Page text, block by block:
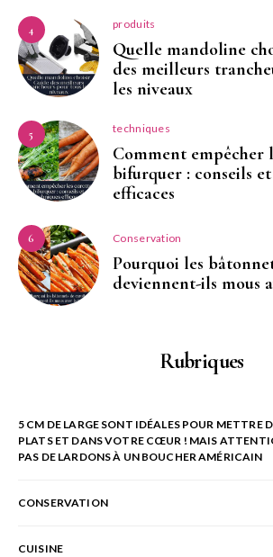
4 produits
Quelle mandoline
des meilleurs
les niveaux
5 techniques
Comment empêcher
bifurquer : conseils
efficaces
6 Conservation
Pourquoi les
deviennent-ils mous
Rubriques
5 CM DE LARGE SONT IDÉALES POUR METTRE
PLATS ET DANS VOTRE CŒUR ! MAIS
PAS DE LARDONS À UN BOUCHER AMÉRICAIN
CONSERVATION
CUISINE